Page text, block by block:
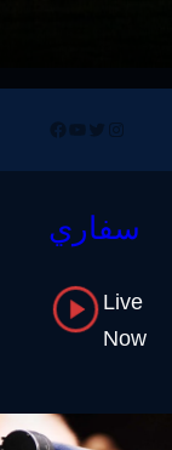
Facebook
YouTube
Twitter
سفاري
Live
Now